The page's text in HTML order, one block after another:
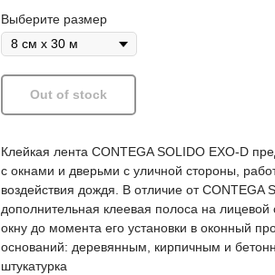
Выберите размер
Out of stock
Клейкая лента CONTEGA SOLIDO EXO-D
с окнами и дверьми с уличной стороны,
воздействия дождя. В отличие от CONTEGA
дополнительная клеевая полоса на
окну до момента его установки в оконный
оснований: деревянным, кирпичным и
штукатурка